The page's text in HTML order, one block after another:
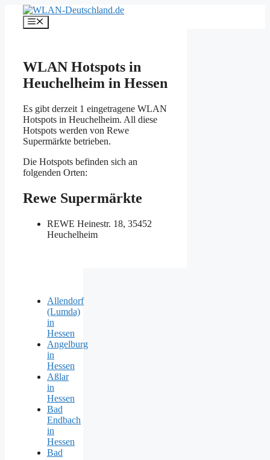
Inhalt
springen
Menü
WLAN Hotspots in
Heuchelheim in Hessen
Es gibt derzeit 1 eingetragene WLAN
Hotspots in Heuchelheim. All diese
Hotspots werden von Rewe
Supermärkte betrieben.
Die Hotspots befinden sich an
folgenden Orten:
Rewe Supermärkte
REWE Heinestr. 18, 35452
Heuchelheim
Allendorf
(Lumda)
in
Hessen
Angelburg
in
Hessen
Aßlar
in
Hessen
Bad
Endbach
in
Hessen
Bad